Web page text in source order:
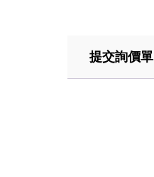
提交詢價單